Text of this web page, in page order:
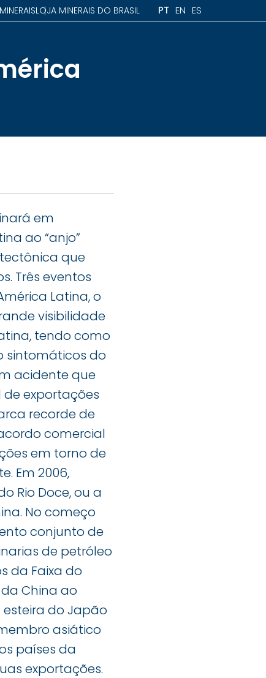
LOJA MINERAIS DO BRASIL PT EN ES
em
ao “anjo”
que
Três eventos
Latina, o
visibilidade
tendo como
sintomáticos do
acidente que
de exportações
recorde de
comercial
em torno de
Em 2006,
Rio Doce, ou a
No começo
conjunto de
de petróleo
da Faixa do
China ao
esteira do Japão
asiático
países da
exportações.